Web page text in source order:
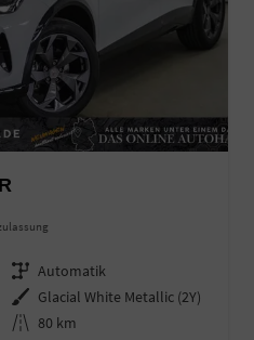
Getriebe Automatik
Außenfarbe Glacial White Metallic (2Y)
Kilometerstand 80 km